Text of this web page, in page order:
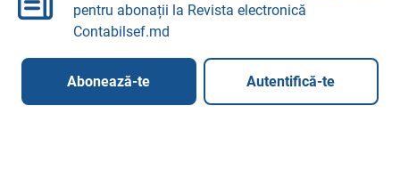
pentru abonații la Revista electronică
Contabilsef.md
Abonează-te Autentifică-te